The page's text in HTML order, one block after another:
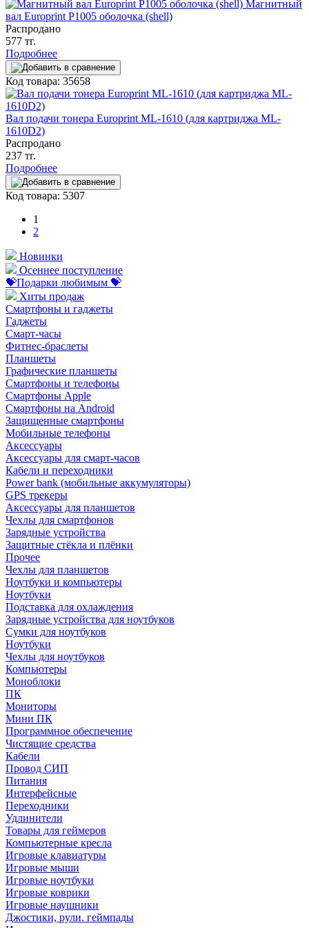
Магнитный
вал Europrint P1005 оболочка (shell)
Распродано
577 тг.
Подробнее
Код товара: 35658
Вал подачи тонера Europrint ML-1610 (для картриджа ML-
1610D2)
Распродано
237 тг.
Подробнее
Код товара: 5307
1
2
Новинки
Осеннее поступление
💝Подарки любимым 💝
Хиты продаж
Смартфоны и гаджеты
Гаджеты
Смарт-часы
Фитнес-браслеты
Планшеты
Графические планшеты
Смартфоны и телефоны
Смартфоны Apple
Смартфоны на Android
Защищенные смартфоны
Мобильные телефоны
Аксессуары
Аксессуары для смарт-часов
Кабели и переходники
Power bank (мобильные аккумуляторы)
GPS трекеры
Аксессуары для планшетов
Чехлы для смартфонов
Зарядные устройства
Защитные стёкла и плёнки
Прочее
Чехлы для планшетов
Ноутбуки и компьютеры
Ноутбуки
Подставка для охлаждения
Зарядные устройства для ноутбуков
Сумки для ноутбуков
Ноутбуки
Чехлы для ноутбуков
Компьютеры
Моноблоки
ПК
Мониторы
Мини ПК
Программное обеспечение
Чистящие средства
Кабели
Провод СИП
Питания
Интерфейсные
Переходники
Удлинители
Товары для геймеров
Компьютерные кресла
Игровые клавиатуры
Игровые мыши
Игровые ноутбуки
Игровые коврики
Игровые наушники
Джостики, рули. геймпады